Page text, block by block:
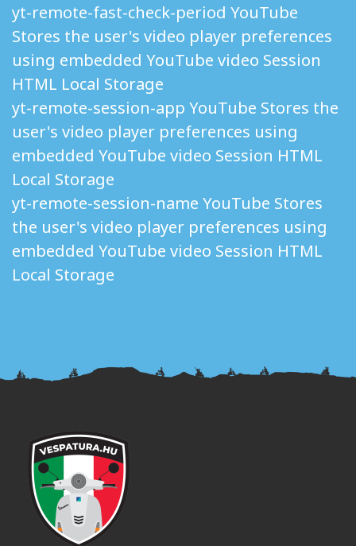
yt-remote-fast-check-period YouTube
Stores the user's video player preferences
using embedded YouTube video Session
HTML Local Storage
yt-remote-session-app YouTube Stores the
user's video player preferences using
embedded YouTube video Session HTML
Local Storage
yt-remote-session-name YouTube Stores
the user's video player preferences using
embedded YouTube video Session HTML
Local Storage